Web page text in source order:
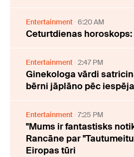
Entertainment 6:20 AM
Ceturtdienas
Entertainment 2:47 PM
Ginekologa vārdi
bērni jāplāno pēc
Entertainment 7:25 PM
"Mums ir fantastisks
Rancāne par
Eiropas tūri